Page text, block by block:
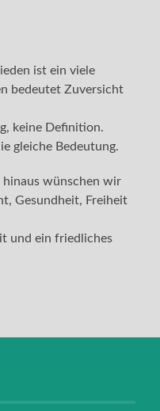
ist ein viele
bedeutet Zuversicht
keine Definition.
gleiche Bedeutung.
hinaus wünschen wir
Gesundheit, Freiheit
und ein friedliches